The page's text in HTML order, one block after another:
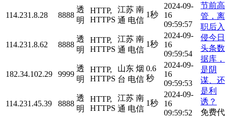
114.231.8.28 8888
透
明
HTTP,
HTTPS
江苏 南
通 电信
1秒
2024-09-
16
09:59:57
114.231.8.62 8888
透
明
HTTP,
HTTPS
江苏 南
通 电信
1秒
2024-09-
16
09:59:54
182.34.102.29 9999
透
明
HTTP,
HTTPS
山东 烟
台 电信
0.6
秒
2024-09-
16
09:59:53
114.231.45.39 8888
透
明
HTTP,
HTTPS
江苏 南
通 电信
1秒
2024-09-
16
09:59:52
节前高
管，离
职后入
侵今日
头条数
据库，
是阴
谋、还
是利
诱？
免费代